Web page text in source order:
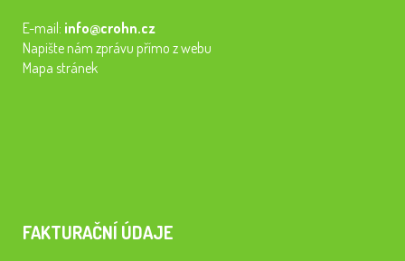
E-mail: info@crohn.cz
Napište nám zprávu přímo z webu
Mapa stránek
FAKTURAČNÍ ÚDAJE